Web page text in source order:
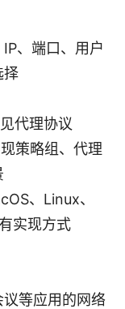
、端口、用户
择
代理协议
策略组、代理
、Linux、
实现方式
等应用的网络